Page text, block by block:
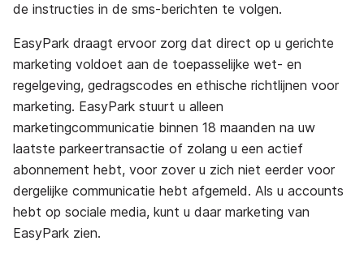
de instructies in de sms-berichten te volgen.
EasyPark draagt ervoor zorg dat direct op u gerichte
marketing voldoet aan de toepasselijke wet- en
regelgeving, gedragscodes en ethische richtlijnen voor
marketing. EasyPark stuurt u alleen
marketingcommunicatie binnen 18 maanden na uw
laatste parkeertransactie of zolang u een actief
abonnement hebt, voor zover u zich niet eerder voor
dergelijke communicatie hebt afgemeld. Als u accounts
hebt op sociale media, kunt u daar marketing van
EasyPark zien.